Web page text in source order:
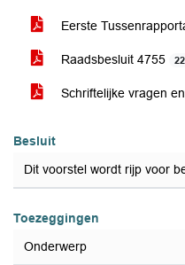
Eerste
Raadsbesluit 4755
Schriftelijke vragen
Besluit
Dit voorstel wordt rijp voor
Toezeggingen
Onderwerp